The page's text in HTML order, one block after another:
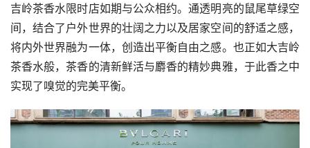
吉岭茶香水限时店如期与公众相约。通透明亮的鼠尾草绿空
间，结合了户外世界的壮阔之力以及居家空间的舒适之感，
将内外世界融为一体，创造出平衡自由之感。也正如大吉岭
茶香水般，茶香的清新鲜活与麝香的精妙典雅，于此香之中
实现了嗅觉的完美平衡。